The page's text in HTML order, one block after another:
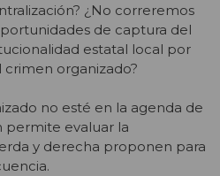
¿No correremos
de captura del
estatal local por
organizado?
no esté en la agenda de
permite evaluar la
y derecha proponen para